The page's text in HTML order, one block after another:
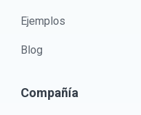
Ejemplos
Blog
Compañía